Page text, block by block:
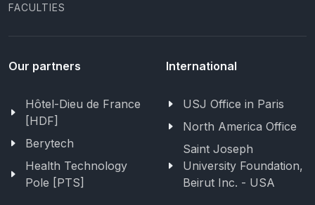
FACULTIES
Our partners
Hôtel-Dieu de France
[HDF]
Berytech
Health Technology
Pole [PTS]
International
USJ Office in Paris
North America Office
Saint Joseph
University Foundation,
Beirut Inc. - USA